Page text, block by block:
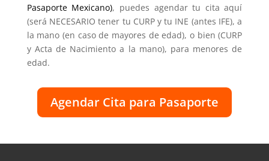
Pasaporte Mexicano), puedes agendar tu cita aquí
(será NECESARIO tener tu CURP y tu INE (antes IFE), a
la mano (en caso de mayores de edad), o bien (CURP
y Acta de Nacimiento a la mano), para menores de
edad.
Agendar Cita para Pasaporte